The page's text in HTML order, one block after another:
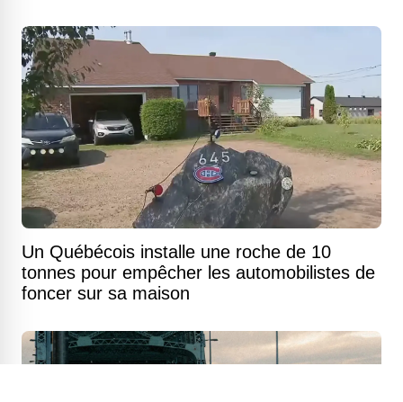
Un Québécois installe une roche de 10
tonnes pour empêcher les automobilistes de
foncer sur sa maison